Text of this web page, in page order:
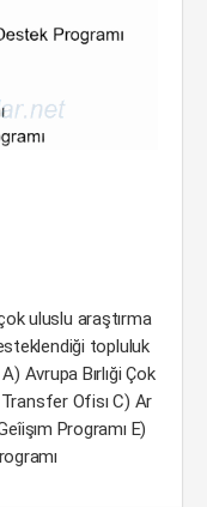
uluslu araştırma
topluluk
Avrupa Bırlıği Çok
Ofisı C) Ar
Programı E)